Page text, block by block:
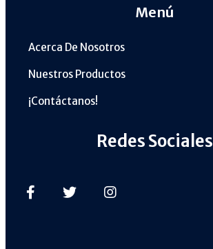
Menú
Acerca De Nosotros
Nuestros Productos
¡Contáctanos!
Redes Sociales